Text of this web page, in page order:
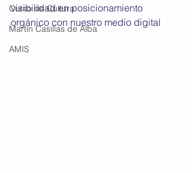
Curso de Cultura
Martín Casillas de Alba
AMIS
visibilidad en posicionamiento
orgánico con nuestro medio digital